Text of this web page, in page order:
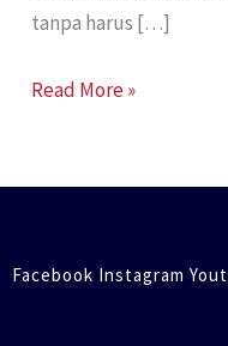
tanpa harus […]
Read More »
Facebook Instagram